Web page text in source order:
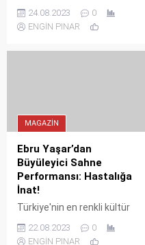
‘Parklarda Sanat Var’
etkinliği Cennet Meydan’da
sevilen sanatçı Melek
24.08.2023
0
ENGİN PINAR
MAGAZIN
Ebru Yaşar’dan
Büyüleyici Sahne
Performansı: Hastalığa
İnat!
Türkiye'nin en renkli kültür
Uluslararası Şile Bezi Kültür
22.08.2023
0
ENGİN PINAR